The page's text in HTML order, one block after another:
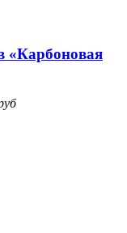
«Карбоновая